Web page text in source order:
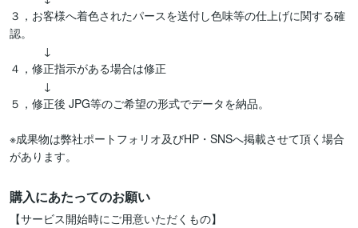
３，お客様へ着色されたパースを送付し色味等の仕上げに関する確
認。
↓
４，修正指示がある場合は修正
↓
５，修正後 JPG等のご希望の形式でデータを納品。
※成果物は弊社ポートフォリオ及びHP・SNSへ掲載させて頂く場合
があります。
購入にあたってのお願い
【サービス開始時にご用意いただくもの】